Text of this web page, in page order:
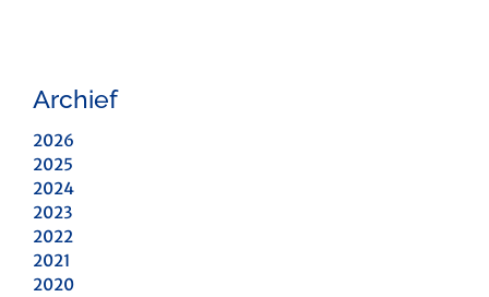
Archief
2026
2025
2024
2023
2022
2021
2020